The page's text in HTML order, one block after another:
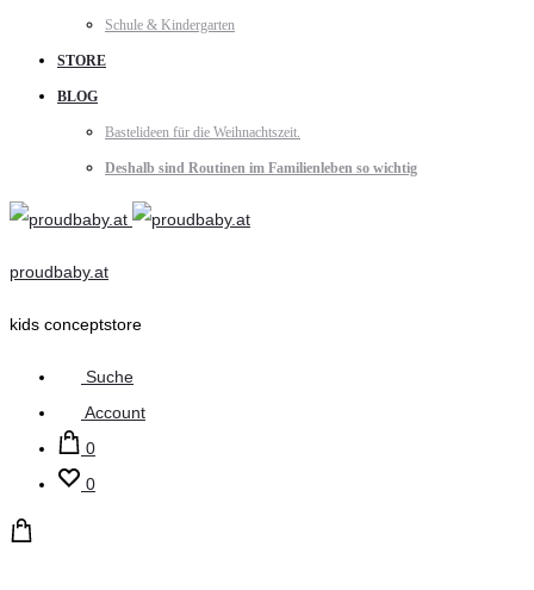
Schule & Kindergarten
STORE
BLOG
Bastelideen für die Weihnachtszeit.
Deshalb sind Routinen im Familienleben so wichtig
proudbaby.at
kids conceptstore
Suche
Account
0
0